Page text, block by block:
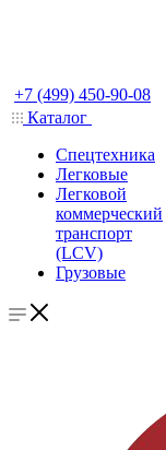
+7 (499) 450-90-08
Каталог
Спецтехника
Легковые
Легковой
коммерческий
транспорт
(LCV)
Грузовые